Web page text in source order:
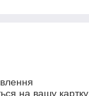
на вашу картку